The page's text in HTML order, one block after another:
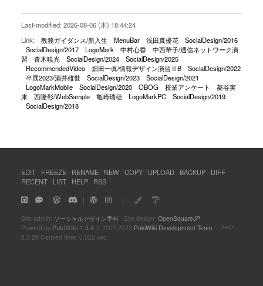
Last-modified: 2026-08-06 (木) 18:44:24
Link:
教務ガイダンス/新入生 MenuBar 浅田真優花
SocialDesign/2016
SocialDesign/2017
LogoMark 中村心香
中西華子/通信ネットワーク演
習
青木暁光 SocialDesign/2024
SocialDesign/2025
RecommendedVideo
畑田一眞/情報デザイン演習ⅡB
SocialDesign/2022
卒展2023/酒井雄世
SocialDesign/2023
SocialDesign/2021
LogoMarkMobile
SocialDesign/2020 OBOG 授業アンケート
菱谷実
来
西隆彰/WebSample 亀崎瑞穂 LogoMarkPC
SocialDesign/2019
SocialDesign/2018
EDIT FREEZE RENAME NEW COPY UPLOAD BACKUP
DIFF
RECENT
LIST HELP RSS
｜ ｜
Site admin: ソーシャルデザイン学科Site design: OpenSquareJP
Powerd by PukiWiki 1.5.4 © 2001-2022 PukiWiki Development Team PHP
8.3.29 Convert time: 0.022 sec.